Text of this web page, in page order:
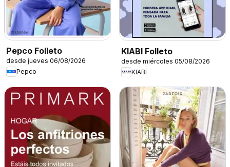
Pepco Folleto
desde jueves 06/08/2026
Pepco
KIABI Folleto
desde miércoles 05/08/2026
KIABI